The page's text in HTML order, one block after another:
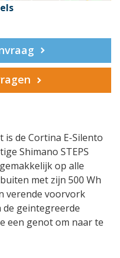
de Cortina E-Silento
Shimano STEPS
op alle
met zijn 500 Wh
verende voorvork
geintegreerde
een genot om naar te